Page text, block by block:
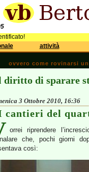
attività
ovvero come rovinarsi
diritto di sparare
3 Ottobre 2010, 16:36
cantieri del
orrei riprendere
che, pochi giorni
così: